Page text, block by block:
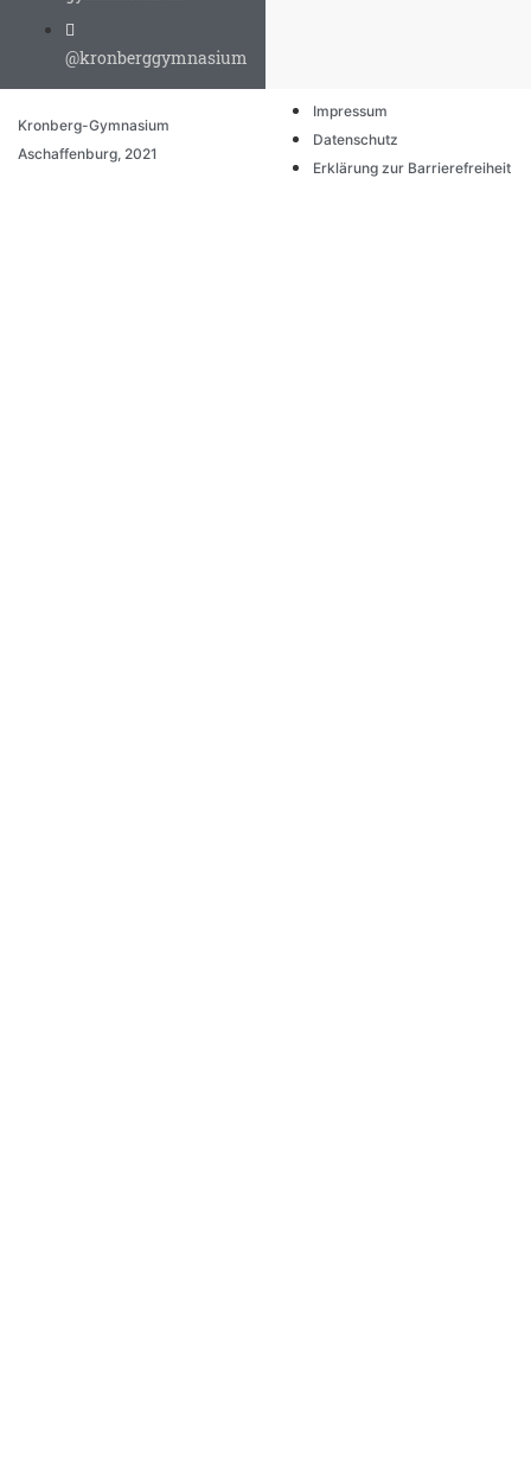
@kronberggymnasium
Kronberg-Gymnasium
Aschaffenburg, 2021
Impressum
Datenschutz
Erklärung zur Barrierefreiheit